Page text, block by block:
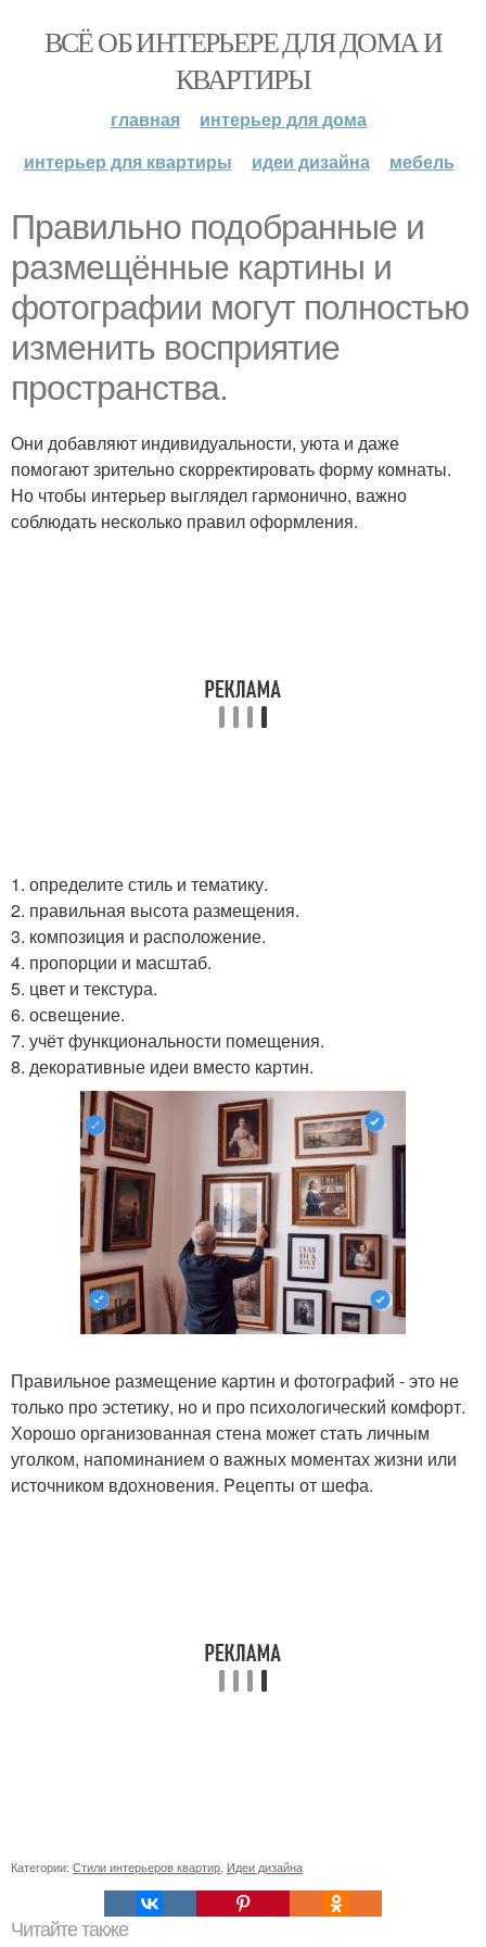
ВСЁ ОБ ИНТЕРЬЕРЕ ДЛЯ ДОМА И
КВАРТИРЫ
главная
интерьер для дома
интерьер для квартиры
идеи дизайна мебель
Правильно подобранные и
размещённые картины и
фотографии могут полностью
изменить восприятие
пространства.
Они добавляют индивидуальности, уюта и даже
помогают зрительно скорректировать форму комнаты.
Но чтобы интерьер выглядел гармонично, важно
соблюдать несколько правил оформления.
1. определите стиль и тематику.
2. правильная высота размещения.
3. композиция и расположение.
4. пропорции и масштаб.
5. цвет и текстура.
6. освещение.
7. учёт функциональности помещения.
8. декоративные идеи вместо картин.
Правильное размещение картин и фотографий - это не
только про эстетику, но и про психологический комфорт.
Хорошо организованная стена может стать личным
уголком, напоминанием о важных моментах жизни или
источником вдохновения. Pецепты от шефа.
Категории: Стили интерьеров квартир Идеи дизайна
Читайте также